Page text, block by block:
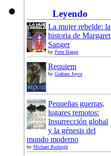
Leyendo
La mujer rebelde: la
historia de Margaret
Sanger
by Peter Bagge
Requiem
by Graham Joyce
Pequeñas guerras,
lugares remotos:
Insurrección global
y la génesis del
mundo moderno
by Michael Burleigh